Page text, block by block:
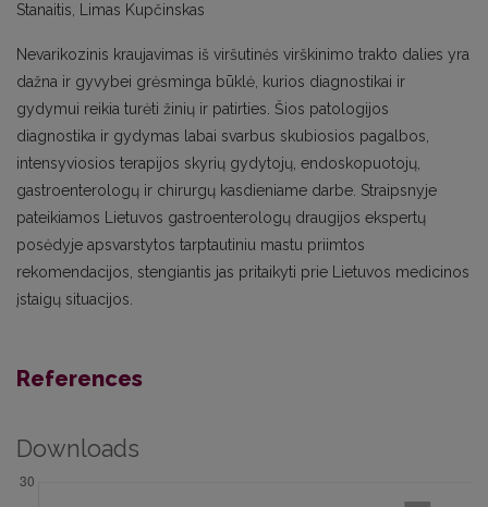
Stanaitis, Limas Kupčinskas
Nevarikozinis kraujavimas iš viršutinės virškinimo trakto dalies yra
dažna ir gyvybei grėsminga būklė, kurios diagnostikai ir
gydymui reikia turėti žinių ir patirties. Šios patologijos
diagnostika ir gydymas labai svarbus skubiosios pagalbos,
intensyviosios terapijos skyrių gydytojų, endoskopuotojų,
gastroenterologų ir chirurgų kasdieniame darbe. Straipsnyje
pateikiamos Lietuvos gastroenterologų draugijos ekspertų
posėdyje apsvarstytos tarptautiniu mastu priimtos
rekomendacijos, stengiantis jas pritaikyti prie Lietuvos medicinos
įstaigų situacijos.
References
Downloads